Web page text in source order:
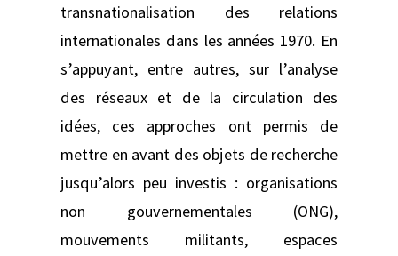
transnationalisation des relations
internationales dans les années 1970. En
s’appuyant, entre autres, sur l’analyse
des réseaux et de la circulation des
idées, ces approches ont permis de
mettre en avant des objets de recherche
jusqu’alors peu investis : organisations
non gouvernementales (ONG),
mouvements militants, espaces